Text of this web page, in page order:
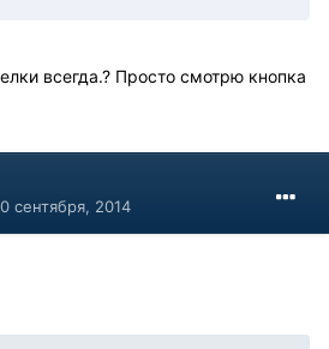
всегда.? Просто смотрю кнопка
сентября, 2014